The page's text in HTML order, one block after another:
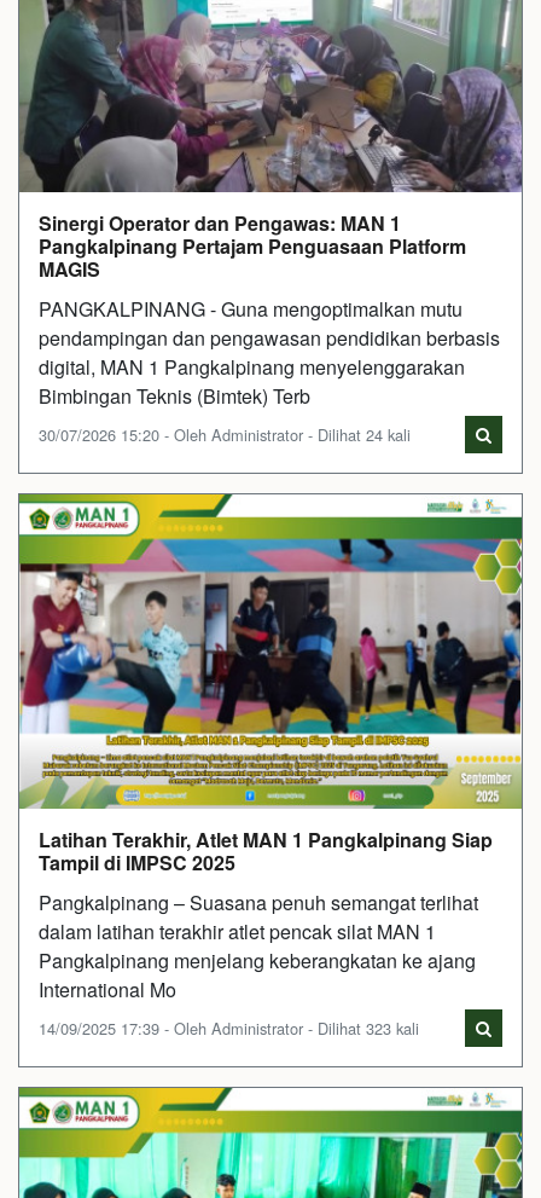
Sinergi Operator dan Pengawas: MAN 1
Pangkalpinang Pertajam Penguasaan Platform
MAGIS
PANGKALPINANG - Guna mengoptimalkan mutu
pendampingan dan pengawasan pendidikan berbasis
digital, MAN 1 Pangkalpinang menyelenggarakan
Bimbingan Teknis (Bimtek) Terb
30/07/2026 15:20 - Oleh Administrator - Dilihat 24 kali
Latihan Terakhir, Atlet MAN 1 Pangkalpinang Siap
Tampil di IMPSC 2025
Pangkalpinang – Suasana penuh semangat terlihat
dalam latihan terakhir atlet pencak silat MAN 1
Pangkalpinang menjelang keberangkatan ke ajang
International Mo
14/09/2025 17:39 - Oleh Administrator - Dilihat 323 kali